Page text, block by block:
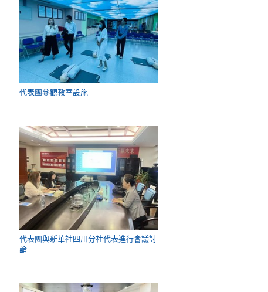
代表團參觀教室設施
代表團與新華社四川分社代表進行會議討
論